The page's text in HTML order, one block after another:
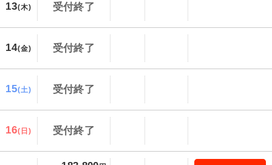
13(木) 受付終了
14(金) 受付終了
15(土) 受付終了
16(日) 受付終了